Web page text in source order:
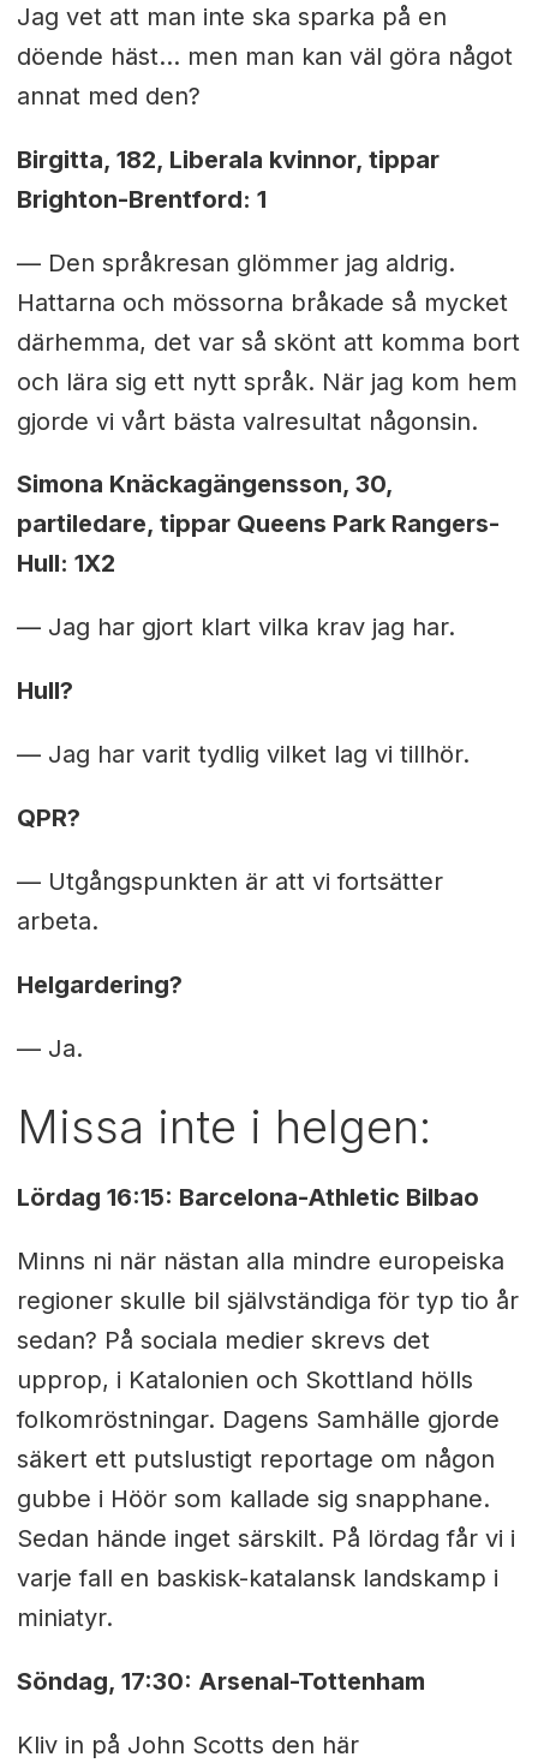
Jag vet att man inte ska sparka på en
döende häst… men man kan väl göra något
annat med den?
Birgitta, 182, Liberala kvinnor, tippar
Brighton-Brentford: 1
— Den språkresan glömmer jag aldrig.
Hattarna och mössorna bråkade så mycket
därhemma, det var så skönt att komma bort
och lära sig ett nytt språk. När jag kom hem
gjorde vi vårt bästa valresultat någonsin.
Simona Knäckagängensson, 30,
partiledare, tippar Queens Park Rangers-
Hull: 1X2
— Jag har gjort klart vilka krav jag har.
Hull?
— Jag har varit tydlig vilket lag vi tillhör.
QPR?
— Utgångspunkten är att vi fortsätter
arbeta.
Helgardering?
— Ja.
Missa inte i helgen:
Lördag 16:15: Barcelona-Athletic Bilbao
Minns ni när nästan alla mindre europeiska
regioner skulle bil självständiga för typ tio år
sedan? På sociala medier skrevs det
upprop, i Katalonien och Skottland hölls
folkomröstningar. Dagens Samhälle gjorde
säkert ett putslustigt reportage om någon
gubbe i Höör som kallade sig snapphane.
Sedan hände inget särskilt. På lördag får vi i
varje fall en baskisk-katalansk landskamp i
miniatyr.
Söndag, 17:30: Arsenal-Tottenham
Kliv in på John Scotts den här